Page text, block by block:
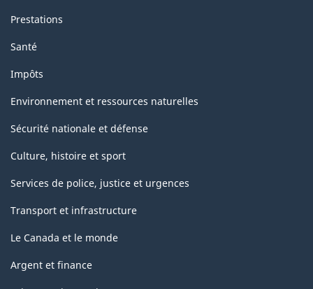
Prestations
Santé
Impôts
Environnement et ressources naturelles
Sécurité nationale et défense
Culture, histoire et sport
Services de police, justice et urgences
Transport et infrastructure
Le Canada et le monde
Argent et finance